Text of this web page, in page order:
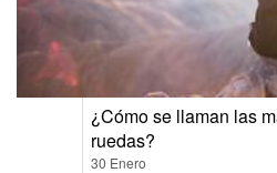
¿Cómo se llaman las
ruedas?
30 Enero